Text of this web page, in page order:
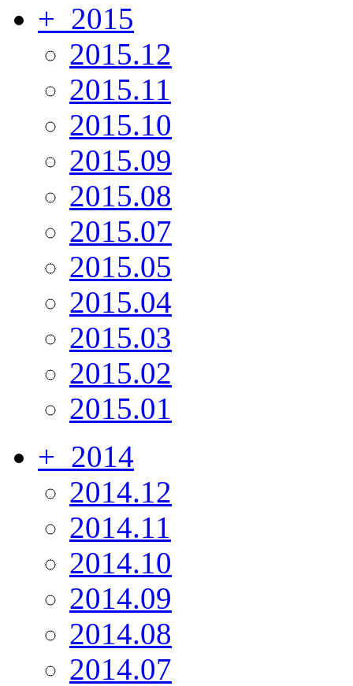
+ 2015
2015.12
2015.11
2015.10
2015.09
2015.08
2015.07
2015.05
2015.04
2015.03
2015.02
2015.01
+ 2014
2014.12
2014.11
2014.10
2014.09
2014.08
2014.07